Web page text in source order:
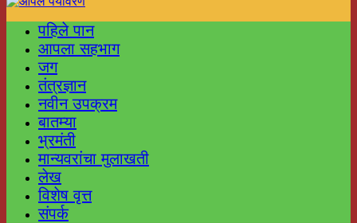
पहिले पान
आपला सहभाग
जग
तंत्रज्ञान
नवीन उपक्रम
बातम्या
भ्रमंती
मान्यवरांचा मुलाखती
लेख
विशेष वृत्त
संपर्क